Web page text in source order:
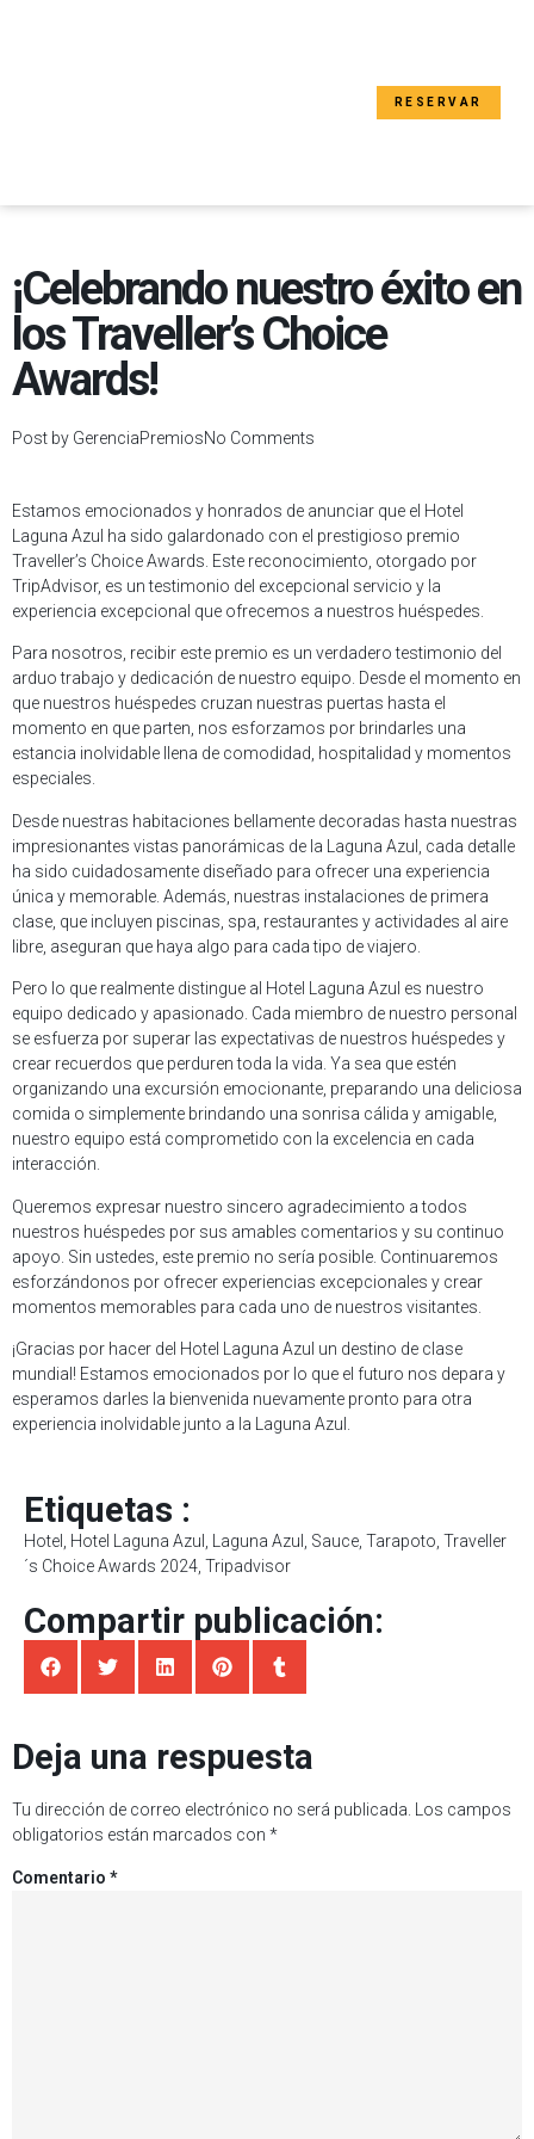
RESERVAR
¡Celebrando nuestro éxito en
los Traveller’s Choice
Awards!
Post by GerenciaPremiosNo Comments
Estamos emocionados y honrados de anunciar que el Hotel
Laguna Azul ha sido galardonado con el prestigioso premio
Traveller’s Choice Awards. Este reconocimiento, otorgado por
TripAdvisor, es un testimonio del excepcional servicio y la
experiencia excepcional que ofrecemos a nuestros huéspedes.
Para nosotros, recibir este premio es un verdadero testimonio del
arduo trabajo y dedicación de nuestro equipo. Desde el momento en
que nuestros huéspedes cruzan nuestras puertas hasta el
momento en que parten, nos esforzamos por brindarles una
estancia inolvidable llena de comodidad, hospitalidad y momentos
especiales.
Desde nuestras habitaciones bellamente decoradas hasta nuestras
impresionantes vistas panorámicas de la Laguna Azul, cada detalle
ha sido cuidadosamente diseñado para ofrecer una experiencia
única y memorable. Además, nuestras instalaciones de primera
clase, que incluyen piscinas, spa, restaurantes y actividades al aire
libre, aseguran que haya algo para cada tipo de viajero.
Pero lo que realmente distingue al Hotel Laguna Azul es nuestro
equipo dedicado y apasionado. Cada miembro de nuestro personal
se esfuerza por superar las expectativas de nuestros huéspedes y
crear recuerdos que perduren toda la vida. Ya sea que estén
organizando una excursión emocionante, preparando una deliciosa
comida o simplemente brindando una sonrisa cálida y amigable,
nuestro equipo está comprometido con la excelencia en cada
interacción.
Queremos expresar nuestro sincero agradecimiento a todos
nuestros huéspedes por sus amables comentarios y su continuo
apoyo. Sin ustedes, este premio no sería posible. Continuaremos
esforzándonos por ofrecer experiencias excepcionales y crear
momentos memorables para cada uno de nuestros visitantes.
¡Gracias por hacer del Hotel Laguna Azul un destino de clase
mundial! Estamos emocionados por lo que el futuro nos depara y
esperamos darles la bienvenida nuevamente pronto para otra
experiencia inolvidable junto a la Laguna Azul.
Etiquetas :
Hotel Hotel Laguna Azul Laguna Azul Sauce Tarapoto Traveller
´s Choice Awards 2024 Tripadvisor
Compartir publicación:
Deja una respuesta
Tu dirección de correo electrónico no será publicada.
Los campos
obligatorios están marcados con *
Comentario *